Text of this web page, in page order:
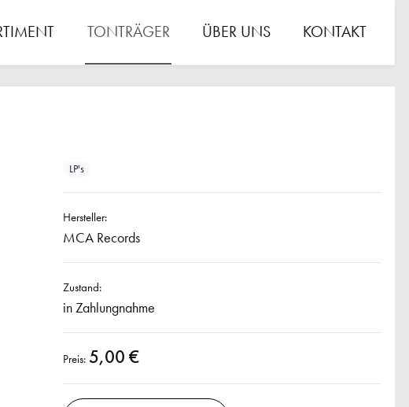
TONTRÄGER ÜBER UNS KONTAKT
LP's
Hersteller:
MCA Records
Zustand:
in Zahlungnahme
Preis: 5,00 €